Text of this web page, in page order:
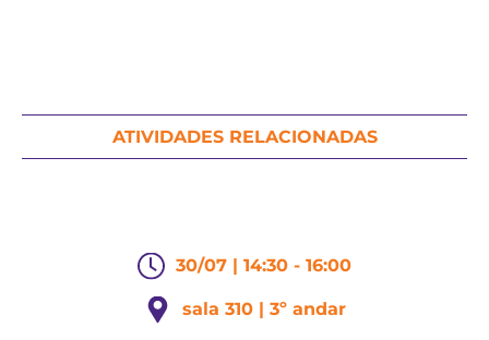
ATIVIDADES RELACIONADAS
30/07 | 14:30 - 16:00
sala 310 | 3º andar